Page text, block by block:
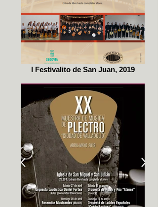
I Festivalito de San Juan, 2019